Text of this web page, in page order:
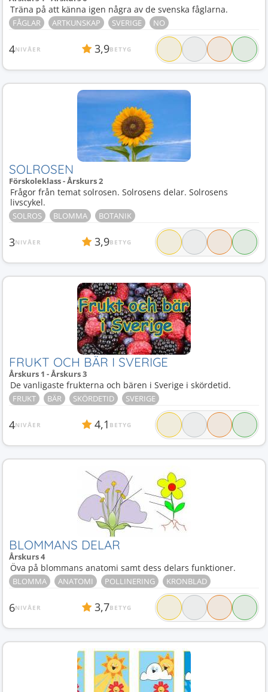
Träna på att känna igen några av de svenska fåglarna.
FÅGLAR ARTKUNSKAP SVERIGE NO
4NIVÅER 3,9BETYG
SOLROSEN
Förskoleklass - Årskurs 2
Frågor från temat solrosen. Solrosens delar. Solrosens
livscykel.
SOLROS BLOMMA BOTANIK
3NIVÅER 3,9BETYG
FRUKT OCH BÄR I SVERIGE
Årskurs 1 - Årskurs 3
De vanligaste frukterna och bären i Sverige i skördetid.
FRUKT BÄR SKÖRDETID SVERIGE
4NIVÅER 4,1 BETYG
BLOMMANS DELAR
Årskurs 4
Öva på blommans anatomi samt dess delars funktioner.
BLOMMA ANATOMI POLLINERING KRONBLAD
6NIVÅER 3,7BETYG